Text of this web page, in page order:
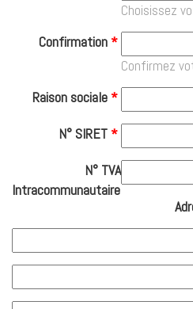
Choisissez
Confirmation*
Confirmez
Raison sociale*
N° SIRET*
N° TVA
Intracommunautaire